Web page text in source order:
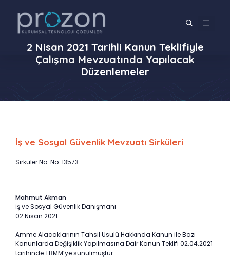
MENÜ
2 Nisan 2021 Tarihli Kanun Teklifiyle
Çalışma Mevzuatında Yapılacak
Düzenlemeler
İş ve Sosyal Güvenlik Mevzuatı Sirküleri
Sirküler No: No: 13573
Mahmut Akman
İş ve Sosyal Güvenlik Danışmanı
02 Nisan 2021
Amme Alacaklarının Tahsil Usulü Hakkında Kanun ile Bazı
Kanunlarda Değişiklik Yapılmasına Dair Kanun Teklifi 02.04.2021
tarihinde TBMM’ye sunulmuştur.